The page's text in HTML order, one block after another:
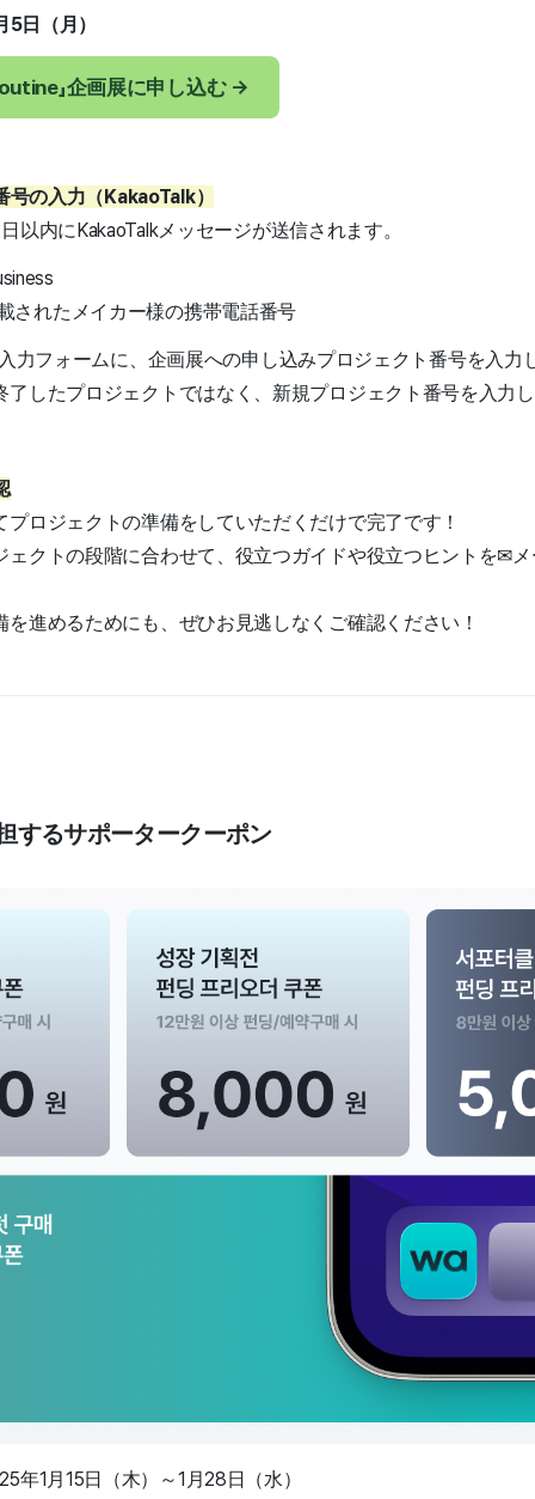
日（月）
」企画展に申し込む →
の入力（KakaoTalk）
以内にKakaoTalkメッセージが送信されます。
されたメイカー様の携帯電話番号
力フォームに、企画展への申し込みプロジェクト番号を入力
了したプロジェクトではなく、新規プロジェクト番号を入力
ロジェクトの準備をしていただくだけで完了です！
ェクトの段階に合わせて、役立つガイドや役立つヒントを✉
進めるためにも、ぜひお見逃しなくご確認ください！
するサポータークーポン
年1月15日（木）～1月28日（水）